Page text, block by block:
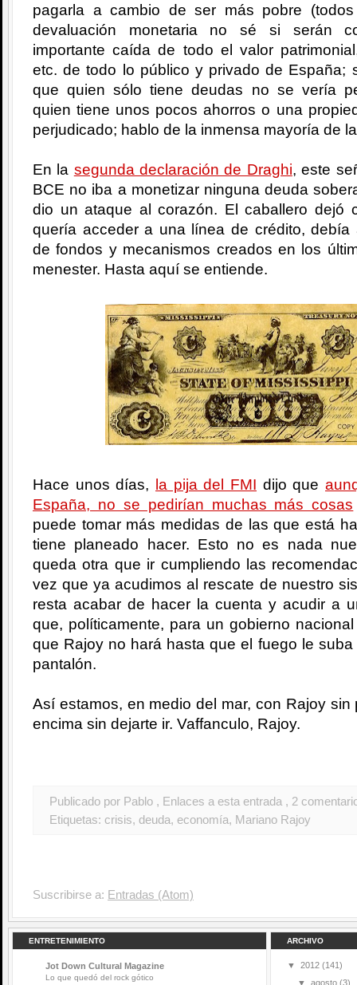
pagarla a cambio de ser más pobre
devaluación monetaria no sé si serán
importante caída de todo el valor
etc. de todo lo público y privado de España;
que quien sólo tiene deudas no se vería
quien tiene unos pocos ahorros o una
perjudicado; hablo de la inmensa mayoría de
En la segunda declaración de Draghi, este
BCE no iba a monetizar ninguna deuda
dio un ataque al corazón. El caballero dejó
quería acceder a una línea de crédito, debía
de fondos y mecanismos creados en los
menester. Hasta aquí se entiende.
Hace unos días, la pija del FMI dijo que
España, no se pedirían muchas más cosas
puede tomar más medidas de las que está
tiene planeado hacer. Esto no es nada
queda otra que ir cumpliendo las
vez que ya acudimos al rescate de nuestro
resta acabar de hacer la cuenta y acudir a
que, políticamente, para un gobierno
que Rajoy no hará hasta que el fuego le
pantalón.
Así estamos, en medio del mar, con Rajoy
encima sin dejarte ir. Vaffanculo, Rajoy.
Publicado por Pablo , Enlaces a esta entrada , 2
Etiquetas: crisis, deuda, economía, Mariano Rajoy
Suscribirse a: Entradas (Atom)
ENTRETENIMIENTO
Jot Down Cultural Magazine
Lo que quedó del rock gótico
ARCHIVO
▼ 2012 (141)
▼
agosto (3)